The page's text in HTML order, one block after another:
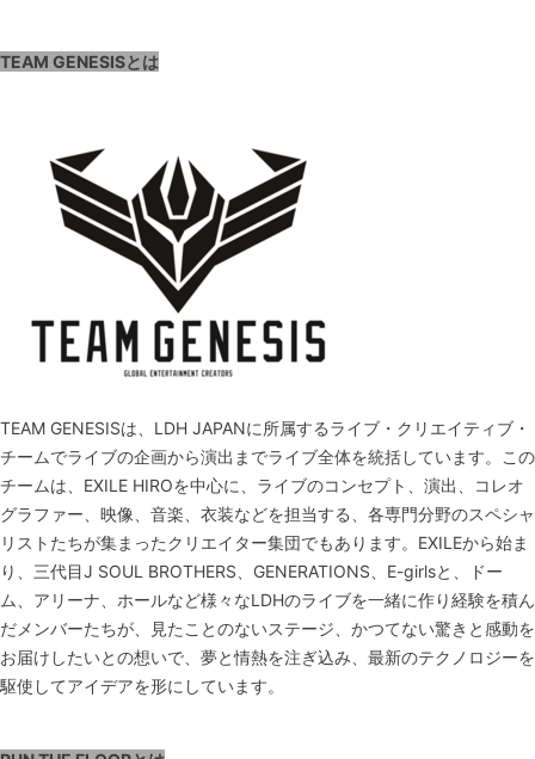
TEAM GENESISとは
TEAM GENESISは、LDH JAPANに所属するライブ・クリエイティブ・
チームでライブの企画から演出までライブ全体を統括しています。この
チームは、EXILE HIROを中心に、ライブのコンセプト、演出、コレオ
グラファー、映像、音楽、衣装などを担当する、各専門分野のスペシャ
リストたちが集まったクリエイター集団でもあります。EXILEから始ま
り、三代目J SOUL BROTHERS、GENERATIONS、E-girlsと、ドー
ム、アリーナ、ホールなど様々なLDHのライブを一緒に作り経験を積ん
だメンバーたちが、見たことのないステージ、かつてない驚きと感動を
お届けしたいとの想いで、夢と情熱を注ぎ込み、最新のテクノロジーを
駆使してアイデアを形にしています。